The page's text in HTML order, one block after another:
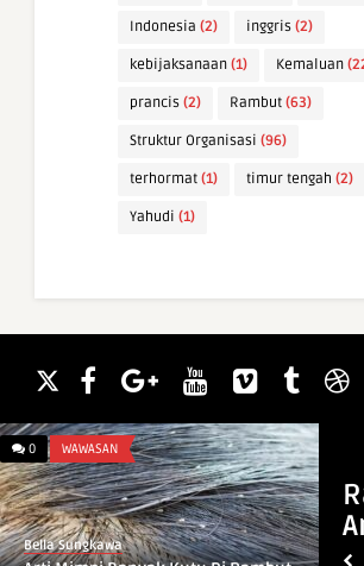
Indonesia (2) inggris (2)
kebijaksanaan (1) Kemaluan
prancis (2) Rambut (63)
Struktur Organisasi (96)
terhormat (1) timur tengah (2)
Yahudi (1)
0 WAWASAN
Bella Sungkawa